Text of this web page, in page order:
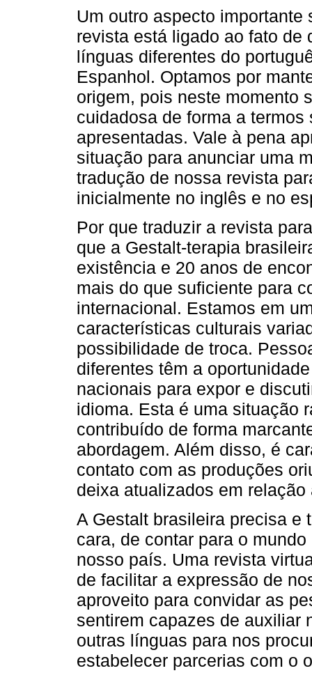
Um outro aspecto
revista está ligado ao fato de
línguas diferentes do
Espanhol. Optamos por
origem, pois neste momento
cuidadosa de forma a
apresentadas. Vale à pena
situação para anunciar uma
tradução de nossa revista
inicialmente no inglês e no
Por que traduzir a revista
que a Gestalt-terapia
existência e 20 anos de
mais do que suficiente para
internacional. Estamos em
características culturais
possibilidade de troca.
diferentes têm a
nacionais para expor e
idioma. Esta é uma situação
contribuído de forma
abordagem. Além disso, é
contato com as produções
deixa atualizados em
A Gestalt brasileira precisa e
cara, de contar para o
nosso país. Uma revista
de facilitar a expressão de
aproveito para convidar as
sentirem capazes de auxiliar
outras línguas para nos
estabelecer parcerias com o